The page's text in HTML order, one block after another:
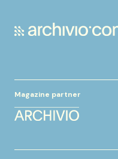
Magazine partner